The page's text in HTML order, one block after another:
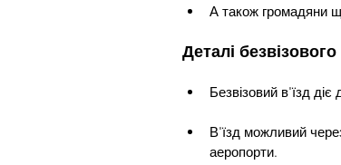
А також громадяни
Деталі
Безвізовий в'їзд діє
В'їзд можливий
аеропорти.